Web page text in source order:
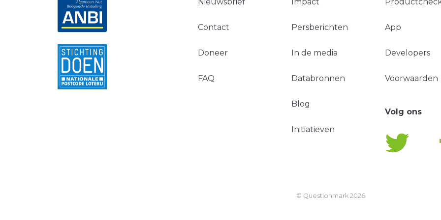
Contact
Doneer
FAQ
Persberichten
In de media
Databronnen
Blog
Initiatieven
App
Developers
Voorwaarden
Volg ons
© Questionmark 2026